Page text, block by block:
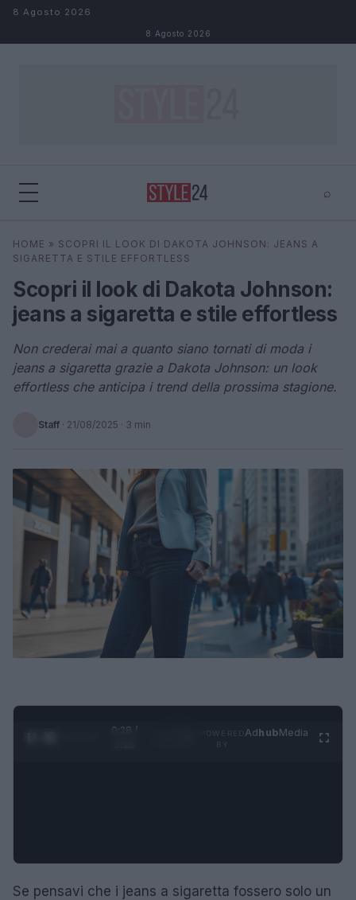
Salta al contenuto
8 Agosto 2026
8 Agosto 2026
⌕
Cerca ⌕
HOME » SCOPRI IL LOOK DI DAKOTA JOHNSON: JEANS A
SIGARETTA E STILE EFFORTLESS
Scopri il look di Dakota Johnson:
jeans a sigaretta e stile effortless
Non crederai mai a quanto siano tornati di moda i
jeans a sigaretta grazie a Dakota Johnson: un look
effortless che anticipa i trend della prossima stagione.
Staff · 21/08/2025 · 3 min
0:29 /
AdhubMedia
Se pensavi che i jeans a sigaretta fossero solo un